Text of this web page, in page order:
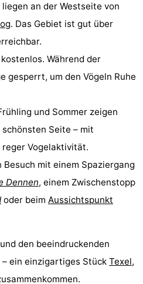
liegen an der Westseite von
. Das Gebiet ist gut über
Während der
gesperrt, um den Vögeln Ruhe
und Sommer zeigen
Seite – mit
reger Vogelaktivität.
Besuch mit einem Spaziergang
Dennen, einem Zwischenstopp
oder beim Aussichtspunkt
den beeindruckenden
– ein einzigartiges Stück Texel,